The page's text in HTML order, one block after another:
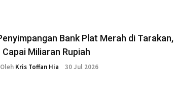
Bank Plat Merah di Tarakan,
Miliaran Rupiah
Oleh Kris Toffan Hia 30 Jul 2026